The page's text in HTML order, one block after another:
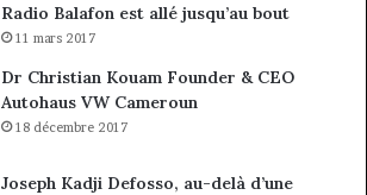
Radio Balafon est allé jusqu’au bout
11 mars 2017
Dr Christian Kouam Founder & CEO
Autohaus VW Cameroun
18 décembre 2017
Joseph Kadji Defosso, au-delà d’une